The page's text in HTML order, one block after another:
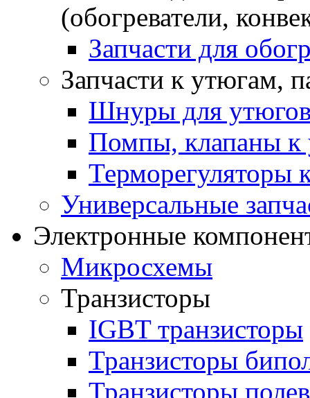
(обогреватели,
Запчасти для
Запчасти к утюгам,
Шнуры для
Помпы, клапаны к
Терморегуляторы
Универсальные
Электронные
Микросхемы
Транзисторы
IGBT транзисторы
Транзисторы
Транзисторы